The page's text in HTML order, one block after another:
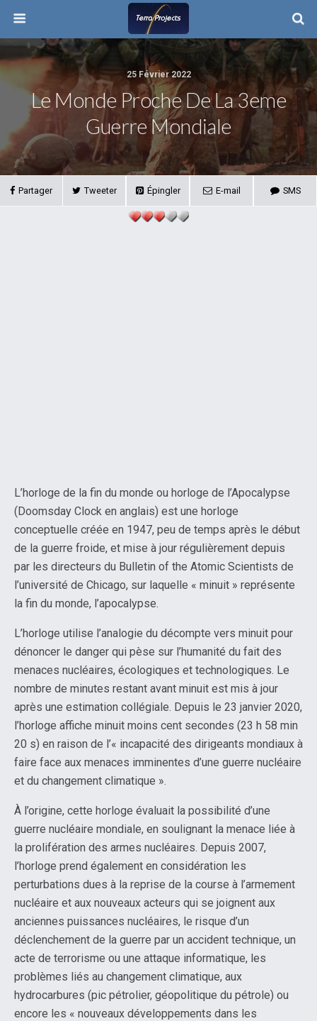
25 Février 2022
Le Monde Proche De La 3eme
Guerre Mondiale
Partager Tweeter Épingler E-mail SMS
L’horloge de la fin du monde ou horloge de l’Apocalypse
(Doomsday Clock en anglais) est une horloge
conceptuelle créée en 1947, peu de temps après le début
de la guerre froide, et mise à jour régulièrement depuis
par les directeurs du Bulletin of the Atomic Scientists de
l’université de Chicago, sur laquelle « minuit » représente
la fin du monde, l’apocalypse.
L’horloge utilise l’analogie du décompte vers minuit pour
dénoncer le danger qui pèse sur l’humanité du fait des
menaces nucléaires, écologiques et technologiques. Le
nombre de minutes restant avant minuit est mis à jour
après une estimation collégiale. Depuis le 23 janvier 2020,
l’horloge affiche minuit moins cent secondes (23 h 58 min
20 s) en raison de l’« incapacité des dirigeants mondiaux à
faire face aux menaces imminentes d’une guerre nucléaire
et du changement climatique ».
À l’origine, cette horloge évaluait la possibilité d’une
guerre nucléaire mondiale, en soulignant la menace liée à
la prolifération des armes nucléaires. Depuis 2007,
l’horloge prend également en considération les
perturbations dues à la reprise de la course à l’armement
nucléaire et aux nouveaux acteurs qui se joignent aux
anciennes puissances nucléaires, le risque d’un
déclenchement de la guerre par un accident technique, un
acte de terrorisme ou une attaque informatique, les
problèmes liés au changement climatique, aux
hydrocarbures (pic pétrolier, géopolitique du pétrole) ou
encore les « nouveaux développements dans les